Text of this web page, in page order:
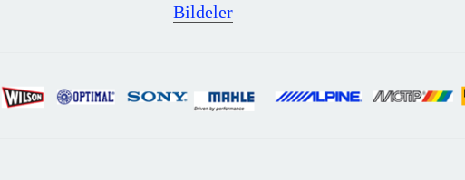
Bildeler